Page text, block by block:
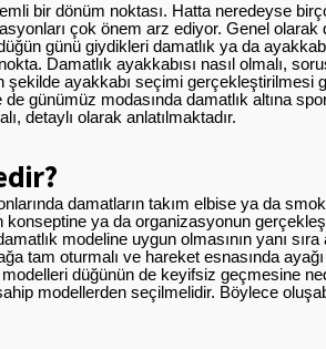
bir dönüm noktası. Hatta neredeyse
çok önem arz ediyor. Genel
günü giydikleri damatlık ya da
Damatlık ayakkabısı nasıl olmalı,
şekilde ayakkabı seçimi
günümüz modasında damatlık altına
detaylı olarak anlatılmaktadır.
damatların takım elbise ya da
konseptine ya da organizasyonun
modeline uygun olmasının yanı
tam oturmalı ve hareket esnasında
düğünün de keyifsiz geçmesine
modellerden seçilmelidir. Böylece